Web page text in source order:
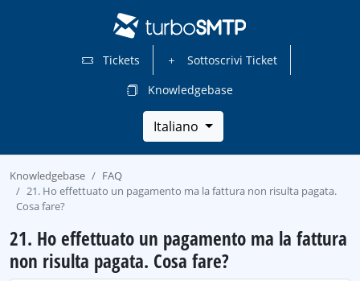
Tickets
Sottoscrivi Ticket
Knowledgebase
Italiano
Knowledgebase
FAQ
21. Ho effettuato un pagamento ma la fattura non risulta pagata.
Cosa fare?
21. Ho effettuato un pagamento ma la fattura
non risulta pagata. Cosa fare?